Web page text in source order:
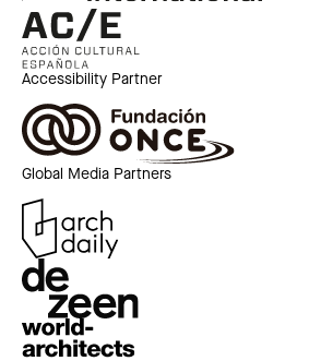
Accessibility Partner
Global Media Partners